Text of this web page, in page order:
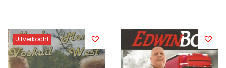
l
Uitverkocht